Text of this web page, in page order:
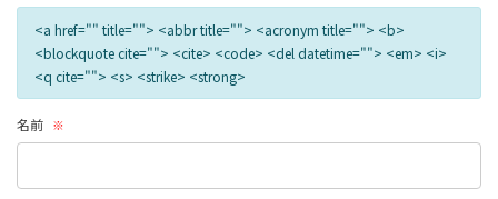
<a href="" title=""> <abbr title=""> <acronym title=""> <b>
<blockquote cite=""> <cite> <code> <del datetime=""> <em> <i>
<q cite=""> <s> <strike> <strong>
名前 ※